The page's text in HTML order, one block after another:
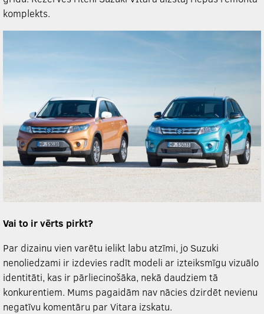
komplekts.
Vai to ir vērts pirkt?
Par dizainu vien varētu ielikt labu atzīmi, jo Suzuki
nenoliedzami ir izdevies radīt modeli ar izteiksmīgu vizuālo
identitāti, kas ir pārliecinošāka, nekā daudziem tā
konkurentiem. Mums pagaidām nav nācies dzirdēt nevienu
negatīvu komentāru par Vitara izskatu.